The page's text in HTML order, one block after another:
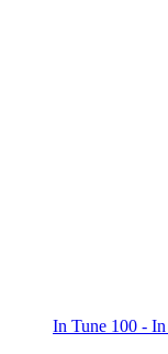
In Tune 100 - In